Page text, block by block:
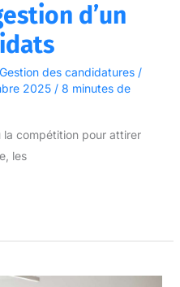
d’un
Gestion des candidatures/
2025 / 8 minutes de
la compétition pour attirer
les